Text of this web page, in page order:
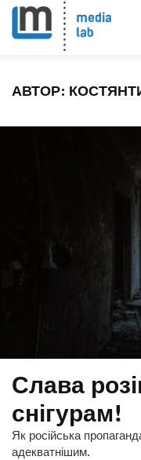
АВТОР:
Слава
снігурам!
Як російська
адекватнішим.